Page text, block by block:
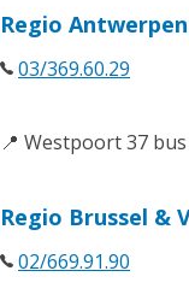
Regio Antwerpen
03/369.60.29
📍 Westpoort 37
Regio Brussel &
02/669.91.90